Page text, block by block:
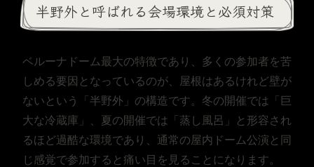
半野外と呼ばれる会場環境と必須対策
ベルーナドーム最大の特徴であり、多くの参加者を苦
しめる要因となっているのが、屋根はあるけれど壁が
ないという「半野外」の構造です。冬の開催では「巨
大な冷蔵庫」、夏の開催では「蒸し風呂」と形容され
るほど過酷な環境であり、通常の屋内ドーム公演と同
じ感覚で参加すると痛い目を見ることになります。